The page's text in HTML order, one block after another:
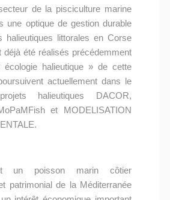
de la pisciculture marine
une optique de gestion durable
halieutiques littorales en Corse
déjà été réalisés précédemment
halieutique » de cette
actuellement dans le
halieutiques DACOR,
et MODELISATION
un poisson marin côtier
patrimonial de la Méditerranée